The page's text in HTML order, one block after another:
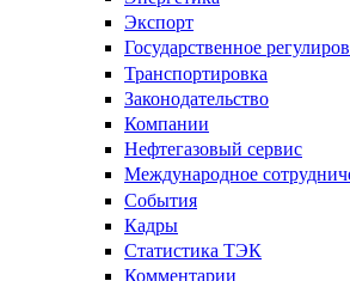
Экспорт
Государственное
Транспортировка
Законодательство
Компании
Нефтегазовый сервис
Международное
События
Кадры
Статистика ТЭК
Комментарии